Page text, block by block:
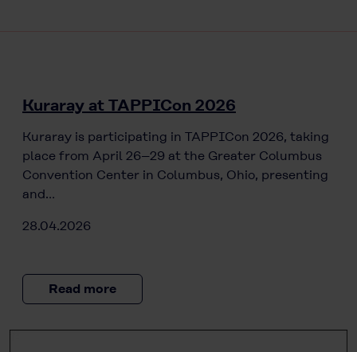
Kuraray at TAPPICon 2026
Kuraray is participating in TAPPICon 2026, taking
place from April 26–29 at the Greater Columbus
Convention Center in Columbus, Ohio, presenting
and…
28.04.2026
Read more